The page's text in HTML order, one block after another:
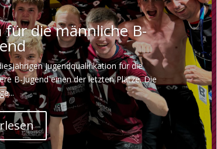
für die männliche B-
Jugendqualifikation für die
B-Jugend einen der letzten Plätze. Die